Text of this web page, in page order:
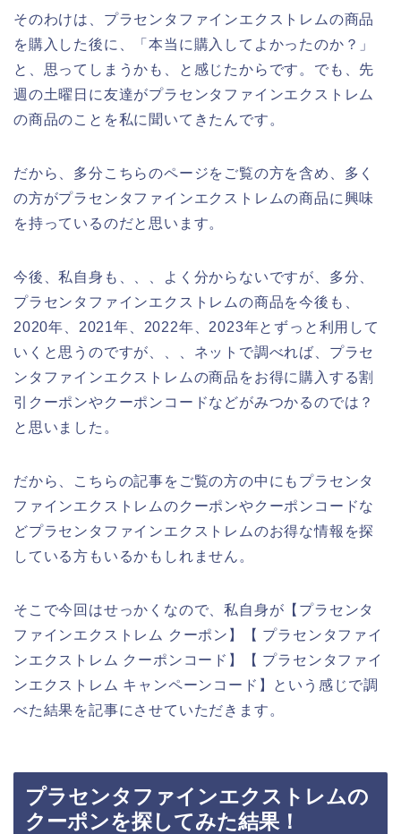
そのわけは、プラセンタファインエクストレムの商品
を購入した後に、「本当に購入してよかったのか？」
と、思ってしまうかも、と感じたからです。でも、先
週の土曜日に友達がプラセンタファインエクストレム
の商品のことを私に聞いてきたんです。
だから、多分こちらのページをご覧の方を含め、多く
の方がプラセンタファインエクストレムの商品に興味
を持っているのだと思います。
今後、私自身も、、、よく分からないですが、多分、
プラセンタファインエクストレムの商品を今後も、
2020年、2021年、2022年、2023年とずっと利用して
いくと思うのですが、、、ネットで調べれば、プラセ
ンタファインエクストレムの商品をお得に購入する割
引クーポンやクーポンコードなどがみつかるのでは？
と思いました。
だから、こちらの記事をご覧の方の中にもプラセンタ
ファインエクストレムのクーポンやクーポンコードな
どプラセンタファインエクストレムのお得な情報を探
している方もいるかもしれません。
そこで今回はせっかくなので、私自身が【プラセンタ
ファインエクストレム クーポン】【 プラセンタファイ
ンエクストレム クーポンコード】【 プラセンタファイ
ンエクストレム キャンペーンコード】という感じで調
べた結果を記事にさせていただきます。
プラセンタファインエクストレムの
クーポンを探してみた結果！